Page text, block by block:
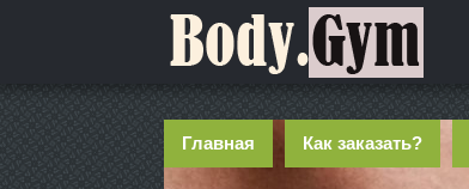
Главная Как заказать?